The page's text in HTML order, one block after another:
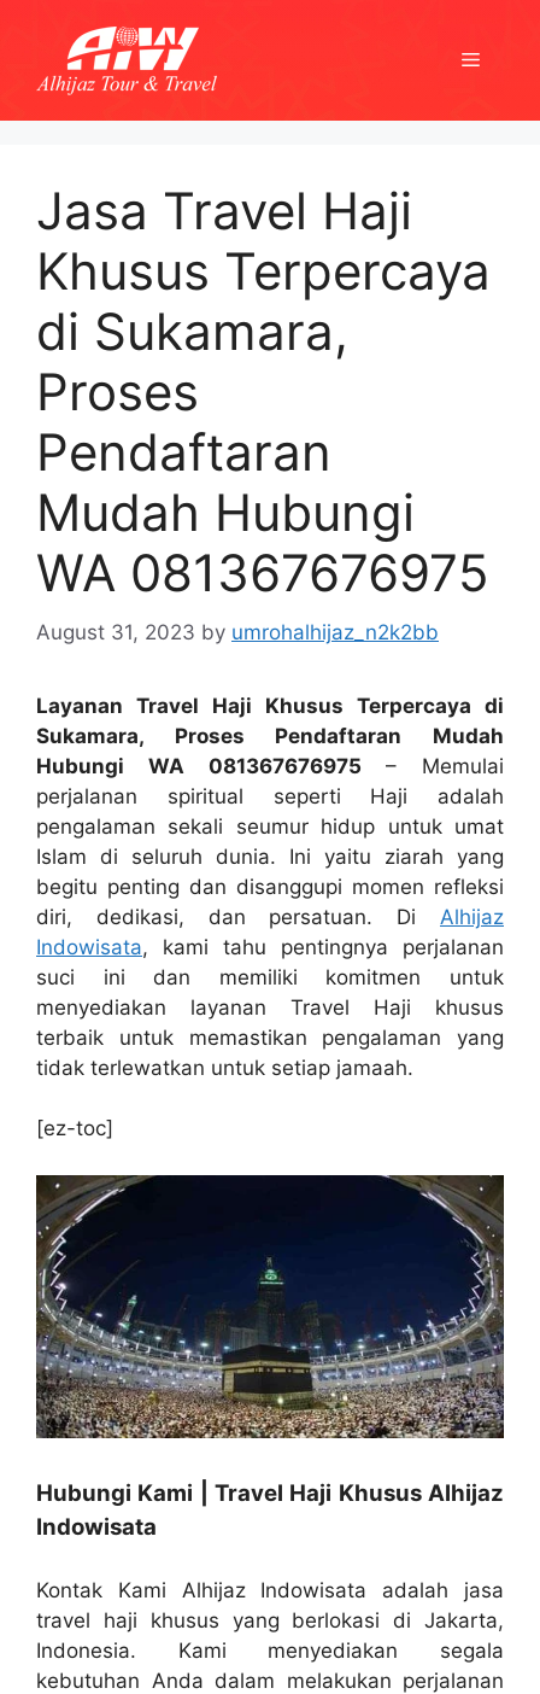
content
Menu
Jasa Travel Haji
Khusus Terpercaya
di Sukamara,
Proses
Pendaftaran
Mudah Hubungi
WA 081367676975
August 31, 2023 by umrohalhijaz_n2k2bb
Layanan Travel Haji Khusus Terpercaya di
Sukamara, Proses Pendaftaran Mudah
Hubungi WA 081367676975 – Memulai
perjalanan spiritual seperti Haji adalah
pengalaman sekali seumur hidup untuk umat
Islam di seluruh dunia. Ini yaitu ziarah yang
begitu penting dan disanggupi momen refleksi
diri, dedikasi, dan persatuan. Di Alhijaz
Indowisata, kami tahu pentingnya perjalanan
suci ini dan memiliki komitmen untuk
menyediakan layanan Travel Haji khusus
terbaik untuk memastikan pengalaman yang
tidak terlewatkan untuk setiap jamaah.
[ez-toc]
Hubungi Kami | Travel Haji Khusus Alhijaz
Indowisata
Kontak Kami Alhijaz Indowisata adalah jasa
travel haji khusus yang berlokasi di Jakarta,
Indonesia. Kami menyediakan segala
kebutuhan Anda dalam melakukan perjalanan